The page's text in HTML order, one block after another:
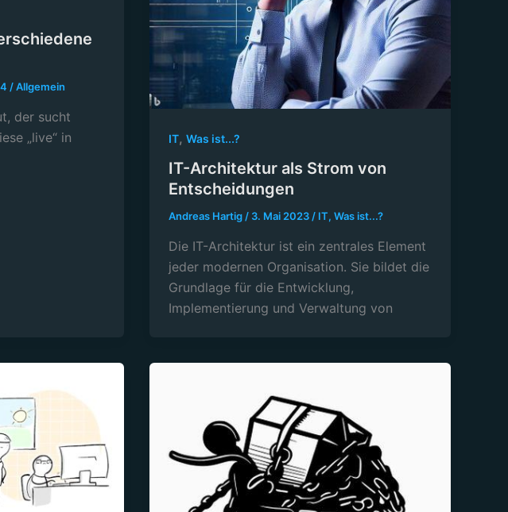
/Allgemein
der sucht
„live“ in
IT,Was ist...?
IT-Architektur als Strom von
Entscheidungen
Andreas Hartig/ 3. Mai 2023/ IT,Was ist...?
Die IT-Architektur ist ein zentrales Element
jeder modernen Organisation. Sie bildet die
Grundlage für die Entwicklung,
Implementierung und Verwaltung von